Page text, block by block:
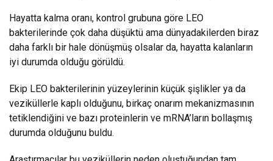
Hayatta kalma oranı, kontrol grubuna göre LEO
bakterilerinde çok daha düşüktü ama dünyadakilerden biraz
daha farklı bir hale dönüşmüş olsalar da, hayatta kalanların
iyi durumda olduğu görüldü.
Ekip LEO bakterilerinin yüzeylerinin küçük şişlikler ya da
veziküllerle kaplı olduğunu, birkaç onarım mekanizmasının
tetiklendiğini ve bazı proteinlerin ve mRNA’ların bollaşmış
durumda olduğunu buldu.